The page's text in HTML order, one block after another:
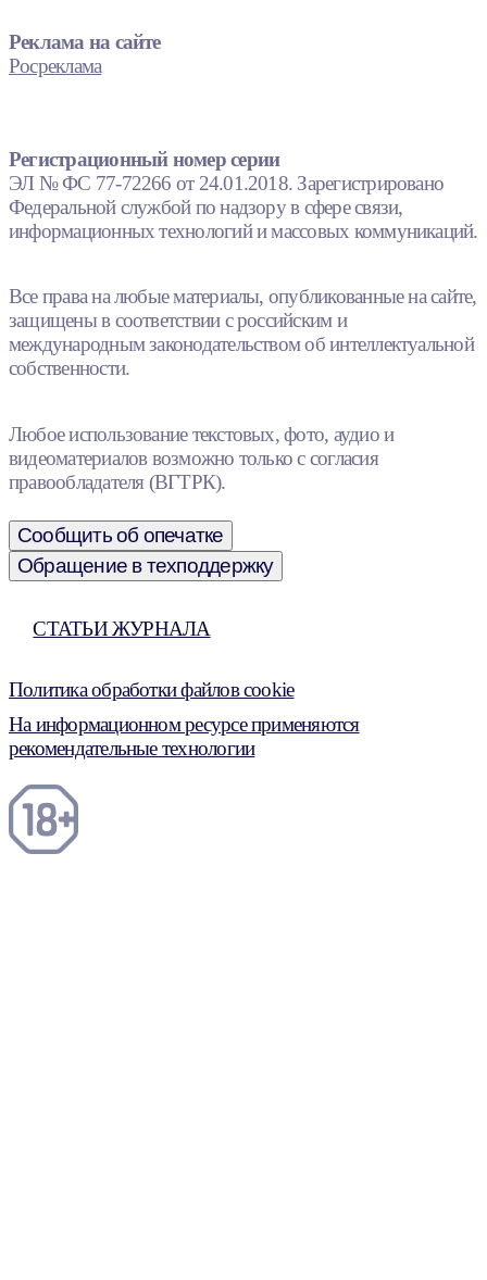
Реклама на сайте
Росреклама
Регистрационный номер серии
ЭЛ № ФС 77-72266 от 24.01.2018. Зарегистрировано
Федеральной службой по надзору в сфере связи,
информационных технологий и массовых коммуникаций.
Все права на любые материалы, опубликованные на сайте,
защищены в соответствии с российским и
международным законодательством об интеллектуальной
собственности.
Любое использование текстовых, фото, аудио и
видеоматериалов возможно только с согласия
правообладателя (ВГТРК).
Сообщить об опечатке
Обращение в техподдержку
СТАТЬИ ЖУРНАЛА
Политика обработки файлов cookie
На информационном ресурсе применяются
рекомендательные технологии